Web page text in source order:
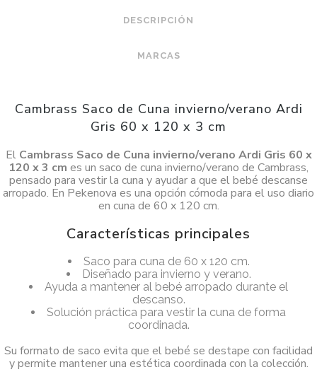
DESCRIPCIÓN
MARCAS
Cambrass Saco de Cuna invierno/verano Ardi
Gris 60 x 120 x 3 cm
El Cambrass Saco de Cuna invierno/verano Ardi Gris 60 x
120 x 3 cm es un saco de cuna invierno/verano de Cambrass,
pensado para vestir la cuna y ayudar a que el bebé descanse
arropado. En Pekenova es una opción cómoda para el uso diario
en cuna de 60 x 120 cm.
Características principales
Saco para cuna de 60 x 120 cm.
Diseñado para invierno y verano.
Ayuda a mantener al bebé arropado durante el
descanso.
Solución práctica para vestir la cuna de forma
coordinada.
Su formato de saco evita que el bebé se destape con facilidad
y permite mantener una estética coordinada con la colección.